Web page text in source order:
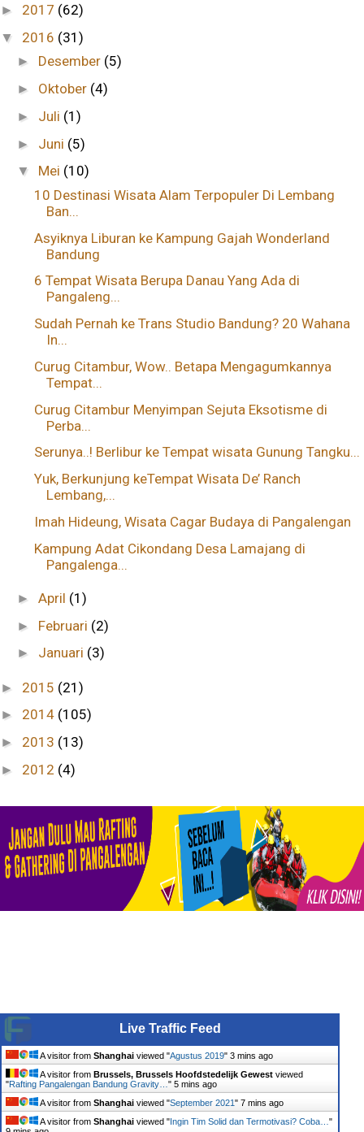
► 2017 (62)
▼ 2016 (31)
► Desember (5)
► Oktober (4)
► Juli (1)
► Juni (5)
▼ Mei (10)
10 Destinasi Wisata Alam Terpopuler Di Lembang
Ban...
Asyiknya Liburan ke Kampung Gajah Wonderland
Bandung
6 Tempat Wisata Berupa Danau Yang Ada di
Pangaleng...
Sudah Pernah ke Trans Studio Bandung? 20 Wahana
In...
Curug Citambur, Wow.. Betapa Mengagumkannya
Tempat...
Curug Citambur Menyimpan Sejuta Eksotisme di
Perba...
Serunya..! Berlibur ke Tempat wisata Gunung Tangku...
Yuk, Berkunjung keTempat Wisata De’ Ranch
Lembang,...
Imah Hideung, Wisata Cagar Budaya di Pangalengan
Kampung Adat Cikondang Desa Lamajang di
Pangalenga...
►April (1)
► Februari (2)
► Januari (3)
► 2015 (21)
► 2014 (105)
► 2013 (13)
► 2012 (4)
Live Traffic Feed
A visitor from Shanghai viewed "Agustus 2019" 3 mins ago
A visitor from Brussels, Brussels Hoofdstedelijk Gewest viewed
"Rafting Pangalengan Bandung Gravity…" 5 mins ago
A visitor from Shanghai viewed "September 2021" 7 mins ago
A visitor from Shanghai viewed " Ingin Tim Solid dan Termotivasi? Coba…"